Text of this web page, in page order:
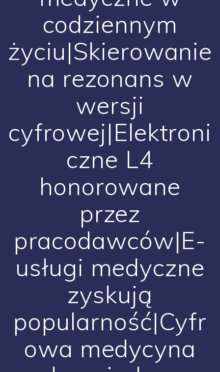
codziennym
życiu|Skierowanie
na rezonans w
wersji
cyfrowej|Elektroni
czne L4
honorowane
przez
pracodawców|E-
usługi medyczne
zyskują
popularność|Cyfr
owa medycyna